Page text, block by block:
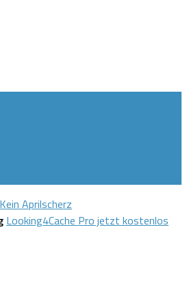
Kein Aprilscherz
Looking4Cache Pro jetzt kostenlos